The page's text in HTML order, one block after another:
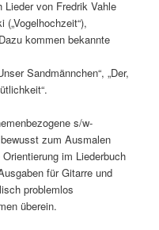
von Fredrik Vahle
(„Vogelhochzeit“),
kommen bekannte
Sandmännchen“, „Der,
s/w-
zum Ausmalen
im Liederbuch
für Gitarre und
problemlos
überein.